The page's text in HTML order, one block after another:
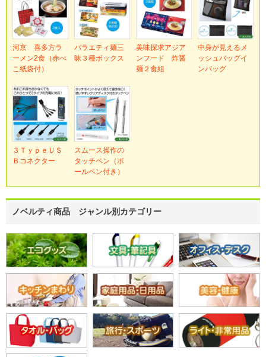
河京 喜多方ラ
ーメン2食（赤べ
こ紙袋付）
バラエティ麺三
昧３種ボックス
美味探求アジア
ンフード 炸醤
麺２食組
中身が見えるメ
ッシュバッグイ
ンバッグ
３ＴｙｐｅＵＳ
Ｂコネクター
スムース操作の
タッチペン（ボ
ールペン付き）
ノベルティ商品 ジャンル別カテゴリー